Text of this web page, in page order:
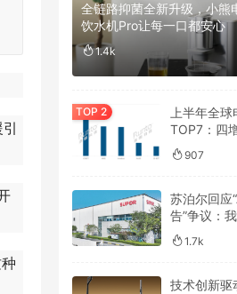
全链路抑菌全新升级，小熊
饮水机Pro让每一口都安心
1.4k
上半年全
TOP7：四
头格局进一
907
苏泊尔回应
告”争议：
内容管理和
上仍有疏漏
1.7k
技术创新驱